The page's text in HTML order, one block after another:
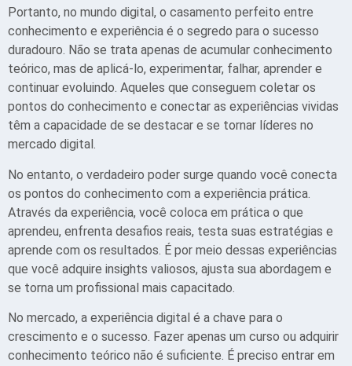
Portanto, no mundo digital, o casamento perfeito entre
conhecimento e experiência é o segredo para o sucesso
duradouro. Não se trata apenas de acumular conhecimento
teórico, mas de aplicá-lo, experimentar, falhar, aprender e
continuar evoluindo. Aqueles que conseguem coletar os
pontos do conhecimento e conectar as experiências vividas
têm a capacidade de se destacar e se tornar líderes no
mercado digital.
No entanto, o verdadeiro poder surge quando você conecta
os pontos do conhecimento com a experiência prática.
Através da experiência, você coloca em prática o que
aprendeu, enfrenta desafios reais, testa suas estratégias e
aprende com os resultados. É por meio dessas experiências
que você adquire insights valiosos, ajusta sua abordagem e
se torna um profissional mais capacitado.
No mercado, a experiência digital é a chave para o
crescimento e o sucesso. Fazer apenas um curso ou adquirir
conhecimento teórico não é suficiente. É preciso entrar em